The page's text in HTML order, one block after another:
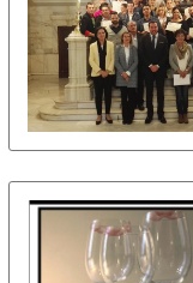
la
noticia